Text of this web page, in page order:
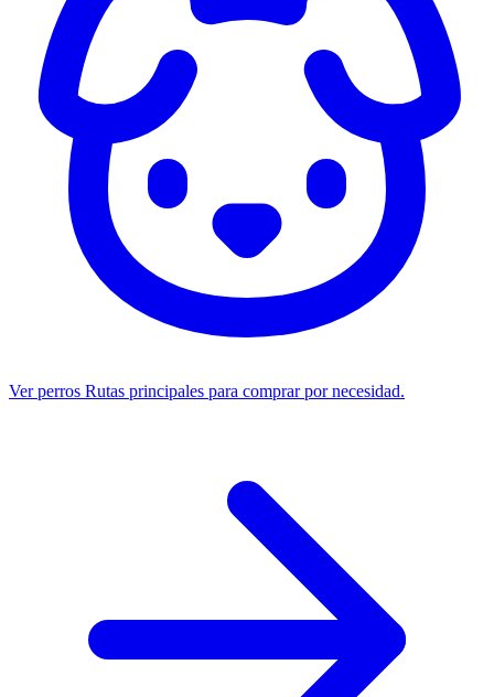
Ver perros Rutas principales para comprar por necesidad.